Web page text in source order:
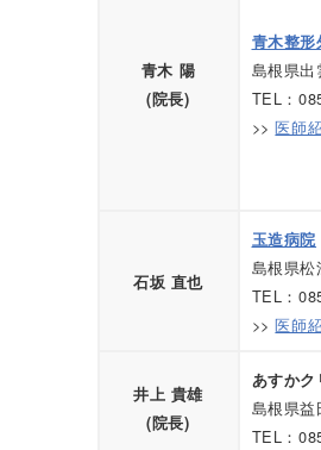
青木 陽
(院長)
青木整形
島根県
TEL：
>>医師
石坂 直也
玉造病院
島根県
TEL：
>>医師
井上 貴雄
(院長)
あすかク
島根県
TEL：